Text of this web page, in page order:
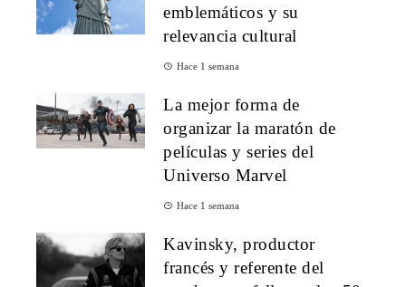
emblemáticos y su
relevancia cultural
Hace 1 semana
La mejor forma de
organizar la maratón de
películas y series del
Universo Marvel
Hace 1 semana
Kavinsky, productor
francés y referente del